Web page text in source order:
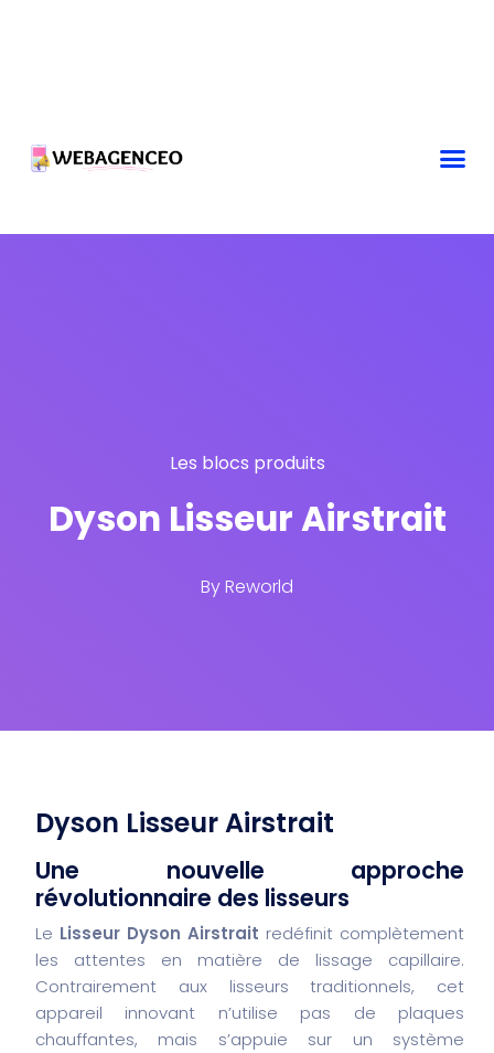
Les blocs produits
Dyson Lisseur Airstrait
ByReworld
Dyson Lisseur Airstrait
Une nouvelle approche
révolutionnaire des lisseurs
Le Lisseur Dyson Airstrait redéfinit complètement
les attentes en matière de lissage capillaire.
Contrairement aux lisseurs traditionnels, cet
appareil innovant n’utilise pas de plaques
chauffantes, mais s’appuie sur un système